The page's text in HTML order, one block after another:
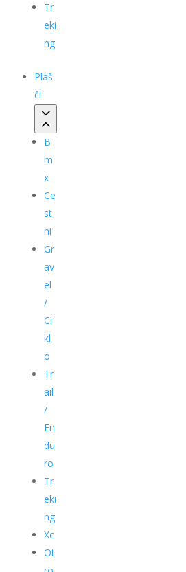
Tr
eki
ng
Plaš
či
B
m
x
Ce
st
ni
Gr
av
el
/
Ci
kl
o
Tr
ail
/
En
du
ro
Tr
eki
ng
Xc
Ot